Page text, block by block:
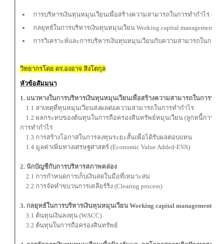
การบริหารเงินทุนหมุนเวียนเพื่อสร้างความสามารถในการทำกำไร
กลยุทธ์ในการบริหารเงินทุนหมุนเวียน Working capital management
การวิเคราะห์และการบริหารเงินทุนหมุนเวียนกับความสามารถในกา
วิทยากรโดย ดร.องอาจ สิงโตกุล
หัวข้อสัมมนา
1. แนวทางในการบริหารเงินทุนหมุนเวียนเพื่อสร้างความสามารถในการท
1.1 สาเหตุที่ทุนหมุนเวียนส่งผลต่อความสามารถในการทำกำไร
1.2 ผลกระทบของต้นทุนในการถือครองสินทรัพย์หมุนเวียน (ลูกหนี้การค้
การทำกำไร
1.3 การสร้างโอกาสในการลงทุนระยะสั้นเพื่อได้รับผลตอบแทน
1.4 มูลค่าเพิ่มทางเศรษฐศาสตร์ (Economic Value Added-EVA)
2. นักบัญชีกับการบริหารสภาพคล่อง
2.1 การกำหนดการเก็บเงินสดในมือที่เหมาะสม
2.2 การจัดทำขบวนการเคลียร์ริ่ง (Clearing process)
3. กลยุทธ์ในการบริหารเงินทุนหมุนเวียน Working capital management
3.1 ต้นทุนเงินลงทุน (WACC)
3.2 ต้นทุนในการถือครองสินทรัพย์